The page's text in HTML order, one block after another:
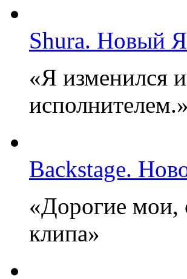
Shura. Новый Я
«Я изменился
исполнителем.»
Backstage.
«Дорогие мои,
клипа»